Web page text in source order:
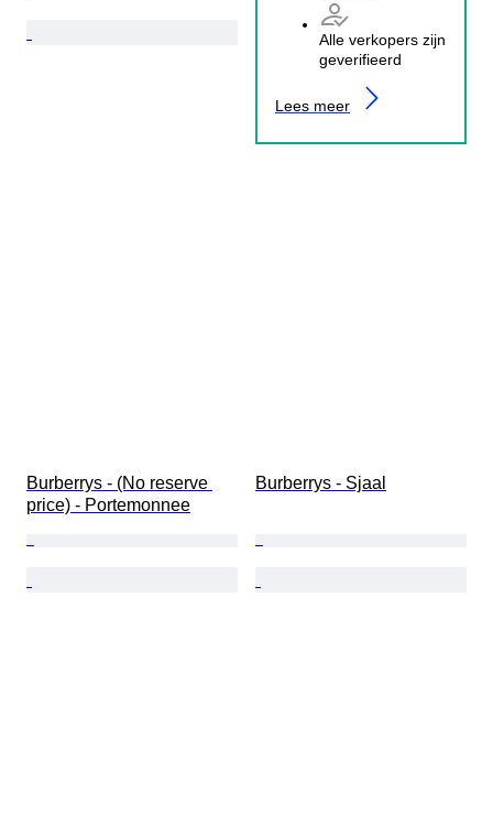
Alle verkopers zijn
geverifieerd
Lees meer
Burberrys - (No reserve
price) - Portemonnee
Burberrys - Sjaal